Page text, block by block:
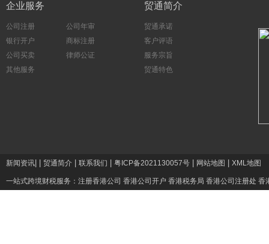
企业服务
公司注册
公司年审
银行开户
商标注册
公司买卖
律师公证
其他服务
贸通简介
贸通承诺
客户评语
服务宗旨
贸通特色
新闻资讯 贸通简介 联系我们 粤ICP备2021130057号 网站地图 XML地图
一站式跨境财税服务： 注册香港公司 香港公司开户 香港税务局 香港公司注册处 香